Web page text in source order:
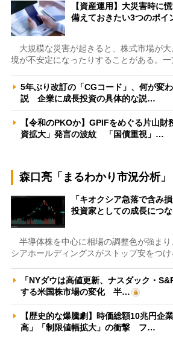
【資産運用】大災害時に
備えておきたい3つのポ
大規模な災害が起きると、株式市場が大
境が不安定になったりすることがある。一
5年ぶり改訂の「CGコード」、何が変
説 企業に成長投資の具体的な説…
【令和のPKOか】GPIFをめぐる片山
資拡大」発言の波紋 「国債重視」…
森口亮「まるわかり市況分析」
「キオクシア急落で含み
投資家としての成長につ
半導体株を中心に相場の調整色が強まり
シアホールディングスがストップ安をつけ
「NYダウは高値更新、ナスダック・
する米国株市場の変化 半…
【歴史的な爆騰劇】時価総額10兆円企
高」「制限値幅拡大」の衝撃 フ…